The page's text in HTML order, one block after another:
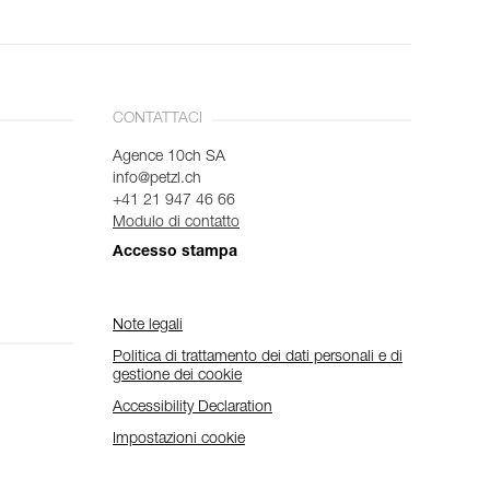
CONTATTACI
Agence 10ch SA
info@petzl.ch
+41 21 947 46 66
Modulo di contatto
Accesso stampa
Note legali
Politica di trattamento dei dati personali e di
gestione dei cookie
Accessibility Declaration
Impostazioni cookie